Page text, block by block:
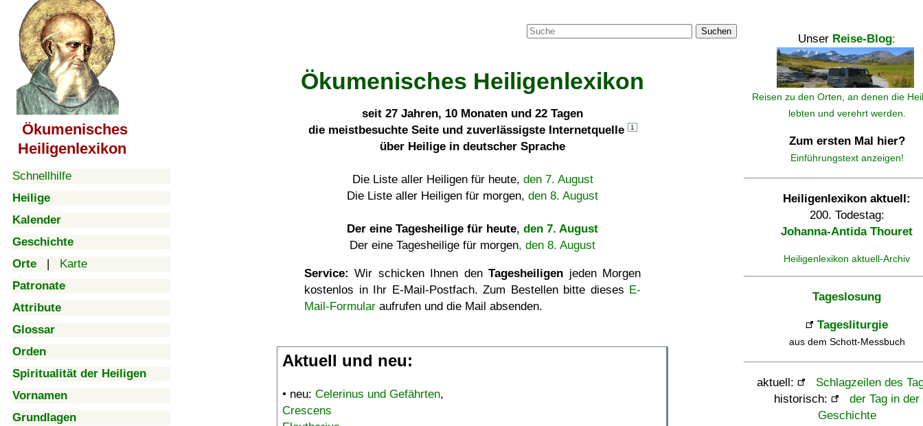
Ökumenisches
Heiligenlexikon
Schnellhilfe
Heilige
Kalender
Geschichte
Orte | Karte
Patronate
Attribute
Glossar
Orden
Spiritualität der Heiligen
Vornamen
Grundlagen
Suchen
Ökumenisches Heiligenlexikon
seit 27 Jahren, 10 Monaten und 22 Tagen
die meistbesuchte Seite und zuverlässigste Internetquelle
1
über Heilige in deutscher Sprache
Die Liste aller Heiligen für heute, den 7. August
Die Liste aller Heiligen für morgen, den 8. August
Der eine Tagesheilige für heute, den 7. August
Der eine Tagesheilige für morgen, den 8. August
Service: Wir schicken Ihnen denTagesheiligen jeden Morgen
kostenlos in Ihr E-Mail-Postfach. Zum Bestellen bitte dieses E-
Mail-Formular aufrufen und die Mail absenden.
Aktuell und neu:
• neu: Celerinus und Gefährten,
Crescens
Unser Reise-Blog:
Reisen zu den Orten, an denen die
lebten und verehrt werden.
Zum ersten Mal hier?
Einführungstext anzeigen!
Heiligenlexikon aktuell:
200. Todestag:
Johanna-Antida Thouret
Heiligenlexikon aktuell-Archiv
Tageslosung
Tagesliturgie
aus dem Schott-Messbuch
aktuell:
Schlagzeilen des
historisch:
der Tag in der
Geschichte